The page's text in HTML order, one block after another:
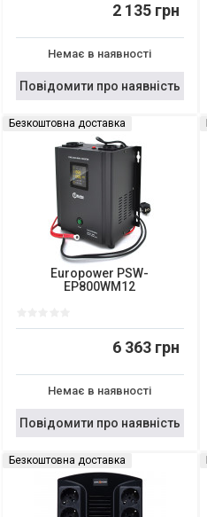
2 135 грн
Немає в наявності
Повідомити про наявність
Безкоштовна доставка
Europower PSW-
EP800WM12
6 363 грн
Немає в наявності
Повідомити про наявність
Безкоштовна доставка